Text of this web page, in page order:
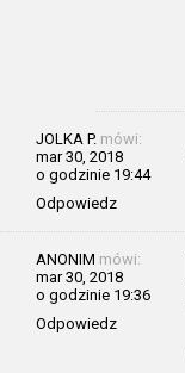
JOLKA P. mówi:
mar 30, 2018
o godzinie 19:44
Odpowiedz
ANONIM mówi:
mar 30, 2018
o godzinie 19:36
Odpowiedz